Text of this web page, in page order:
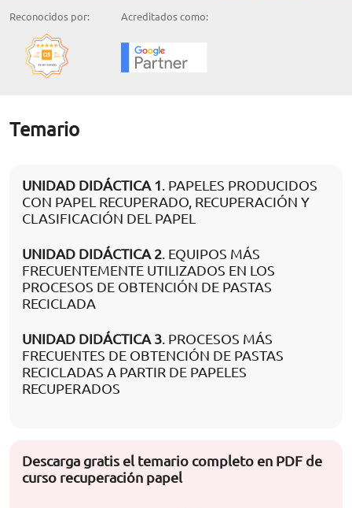
Reconocidos por: Acreditados como:
Temario
UNIDAD DIDÁCTICA 1. PAPELES PRODUCIDOS
CON PAPEL RECUPERADO, RECUPERACIÓN Y
CLASIFICACIÓN DEL PAPEL
UNIDAD DIDÁCTICA 2. EQUIPOS MÁS
FRECUENTEMENTE UTILIZADOS EN LOS
PROCESOS DE OBTENCIÓN DE PASTAS
RECICLADA
UNIDAD DIDÁCTICA 3. PROCESOS MÁS
FRECUENTES DE OBTENCIÓN DE PASTAS
RECICLADAS A PARTIR DE PAPELES
RECUPERADOS
Descarga gratis el temario completo en PDF de
curso recuperación papel